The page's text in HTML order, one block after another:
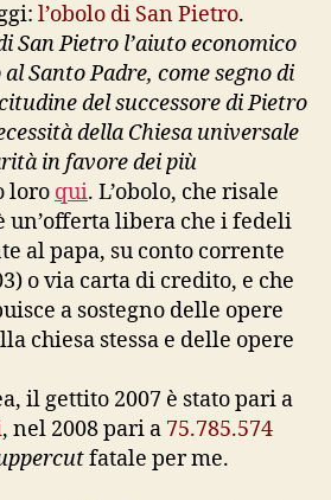
l’obolo di San Pietro.
San Pietro l’aiuto economico
Santo Padre, come segno di
del successore di Pietro
della Chiesa universale
in favore dei più
loro qui. L’obolo, che risale
un’offerta libera che i fedeli
al papa, su conto corrente
o via carta di credito, e che
a sostegno delle opere
chiesa stessa e delle opere
il gettito 2007 è stato pari a
, nel 2008 pari a 75.785.574
fatale per me.